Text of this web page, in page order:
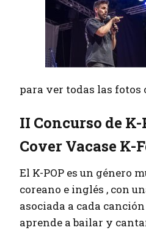
para ver todas las
II Concurso de K-
Cover Vacase K-
El K-POP es un género
coreano e inglés , con
asociada a cada
aprende a bailar y